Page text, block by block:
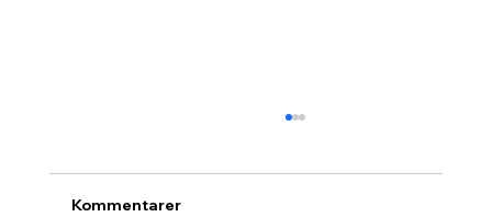
Kommentarer